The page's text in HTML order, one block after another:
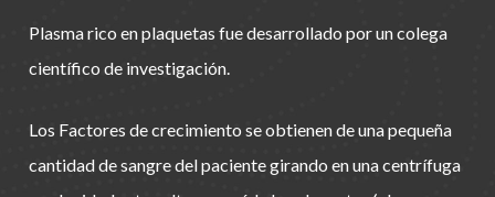
Plasma rico en plaquetas fue desarrollado por un colega
científico de investigación.
Los Factores de crecimiento se obtienen de una pequeña
cantidad de sangre del paciente girando en una centrífuga